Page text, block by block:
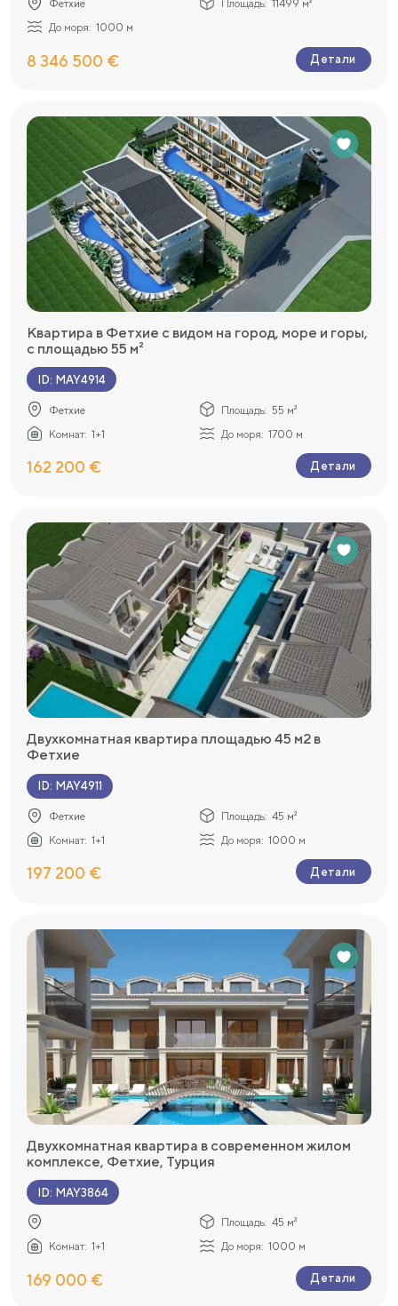
Фетхие Площадь: 11499 м²
До моря: 1000 м
8 346 500 € Детали
Квартира в Фетхие с видом на город, море и горы,
с площадью 55 м²
ID: MAY4914
Фетхие Площадь: 55 м²
Комнат: 1+1 До моря: 1700 м
162 200 € Детали
Двухкомнатная квартира площадью 45 м2 в
Фетхие
ID: MAY4911
Фетхие Площадь: 45 м²
Комнат: 1+1 До моря: 1000 м
197 200 € Детали
Двухкомнатная квартира в современном жилом
комплексе, Фетхие, Турция
ID: MAY3864
Площадь: 45 м²
Комнат: 1+1 До моря: 1000 м
169 000 € Детали